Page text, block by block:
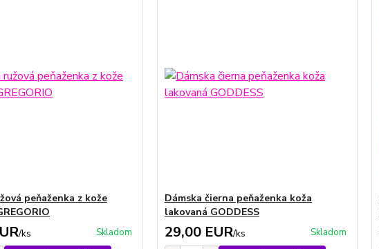
peňaženka z kože
/ks Skladom
Dámska čierna peňaženka koža
lakovaná GODDESS
29,00 EUR/ks Skladom